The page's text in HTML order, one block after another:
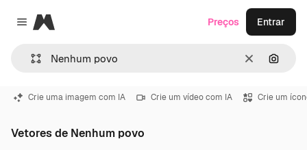
Close menu
Magnific
Limpar
Preços Entrar
Crie uma imagem com IA Crie um vídeo com IA Crie um
Vetores de Nenhum povo